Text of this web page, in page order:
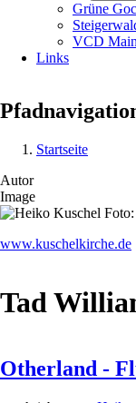
Grüne
VCD
Links
Startseite
Autor
Image
www.kuschelkirche.de
Tad
Otherland -